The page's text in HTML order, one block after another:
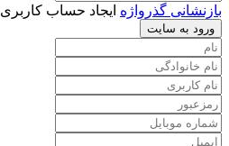
بازنشانی گذرواژه ایجاد حساب کاربری
ورود به سایت